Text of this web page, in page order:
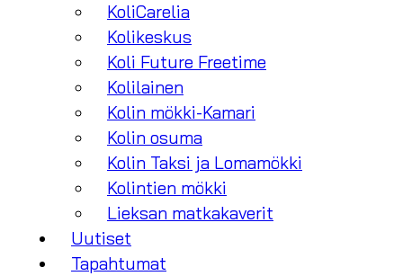
KoliCarelia
Kolikeskus
Koli Future Freetime
Kolilainen
Kolin mökki-Kamari
Kolin osuma
Kolin Taksi ja Lomamökki
Kolintien mökki
Lieksan matkakaverit
Uutiset
Tapahtumat